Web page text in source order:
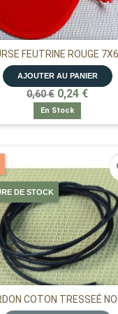
FEUTRINE ROUGE
AJOUTER AU PANIER
0,60 € 0,24 €
En Stock
COTON TRESSEÉ
DE STOCK